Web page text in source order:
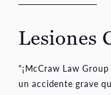
Lesiones
"¡McCraw Law
familia. La mayoría
el esfuerzo de